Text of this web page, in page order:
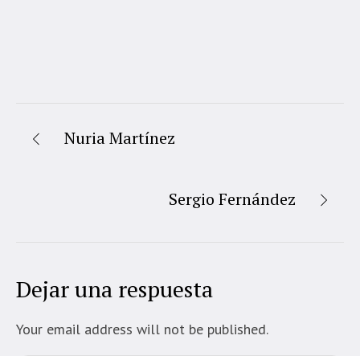
Nuria Martínez
Sergio Fernández
Dejar una respuesta
Your email address will not be published.